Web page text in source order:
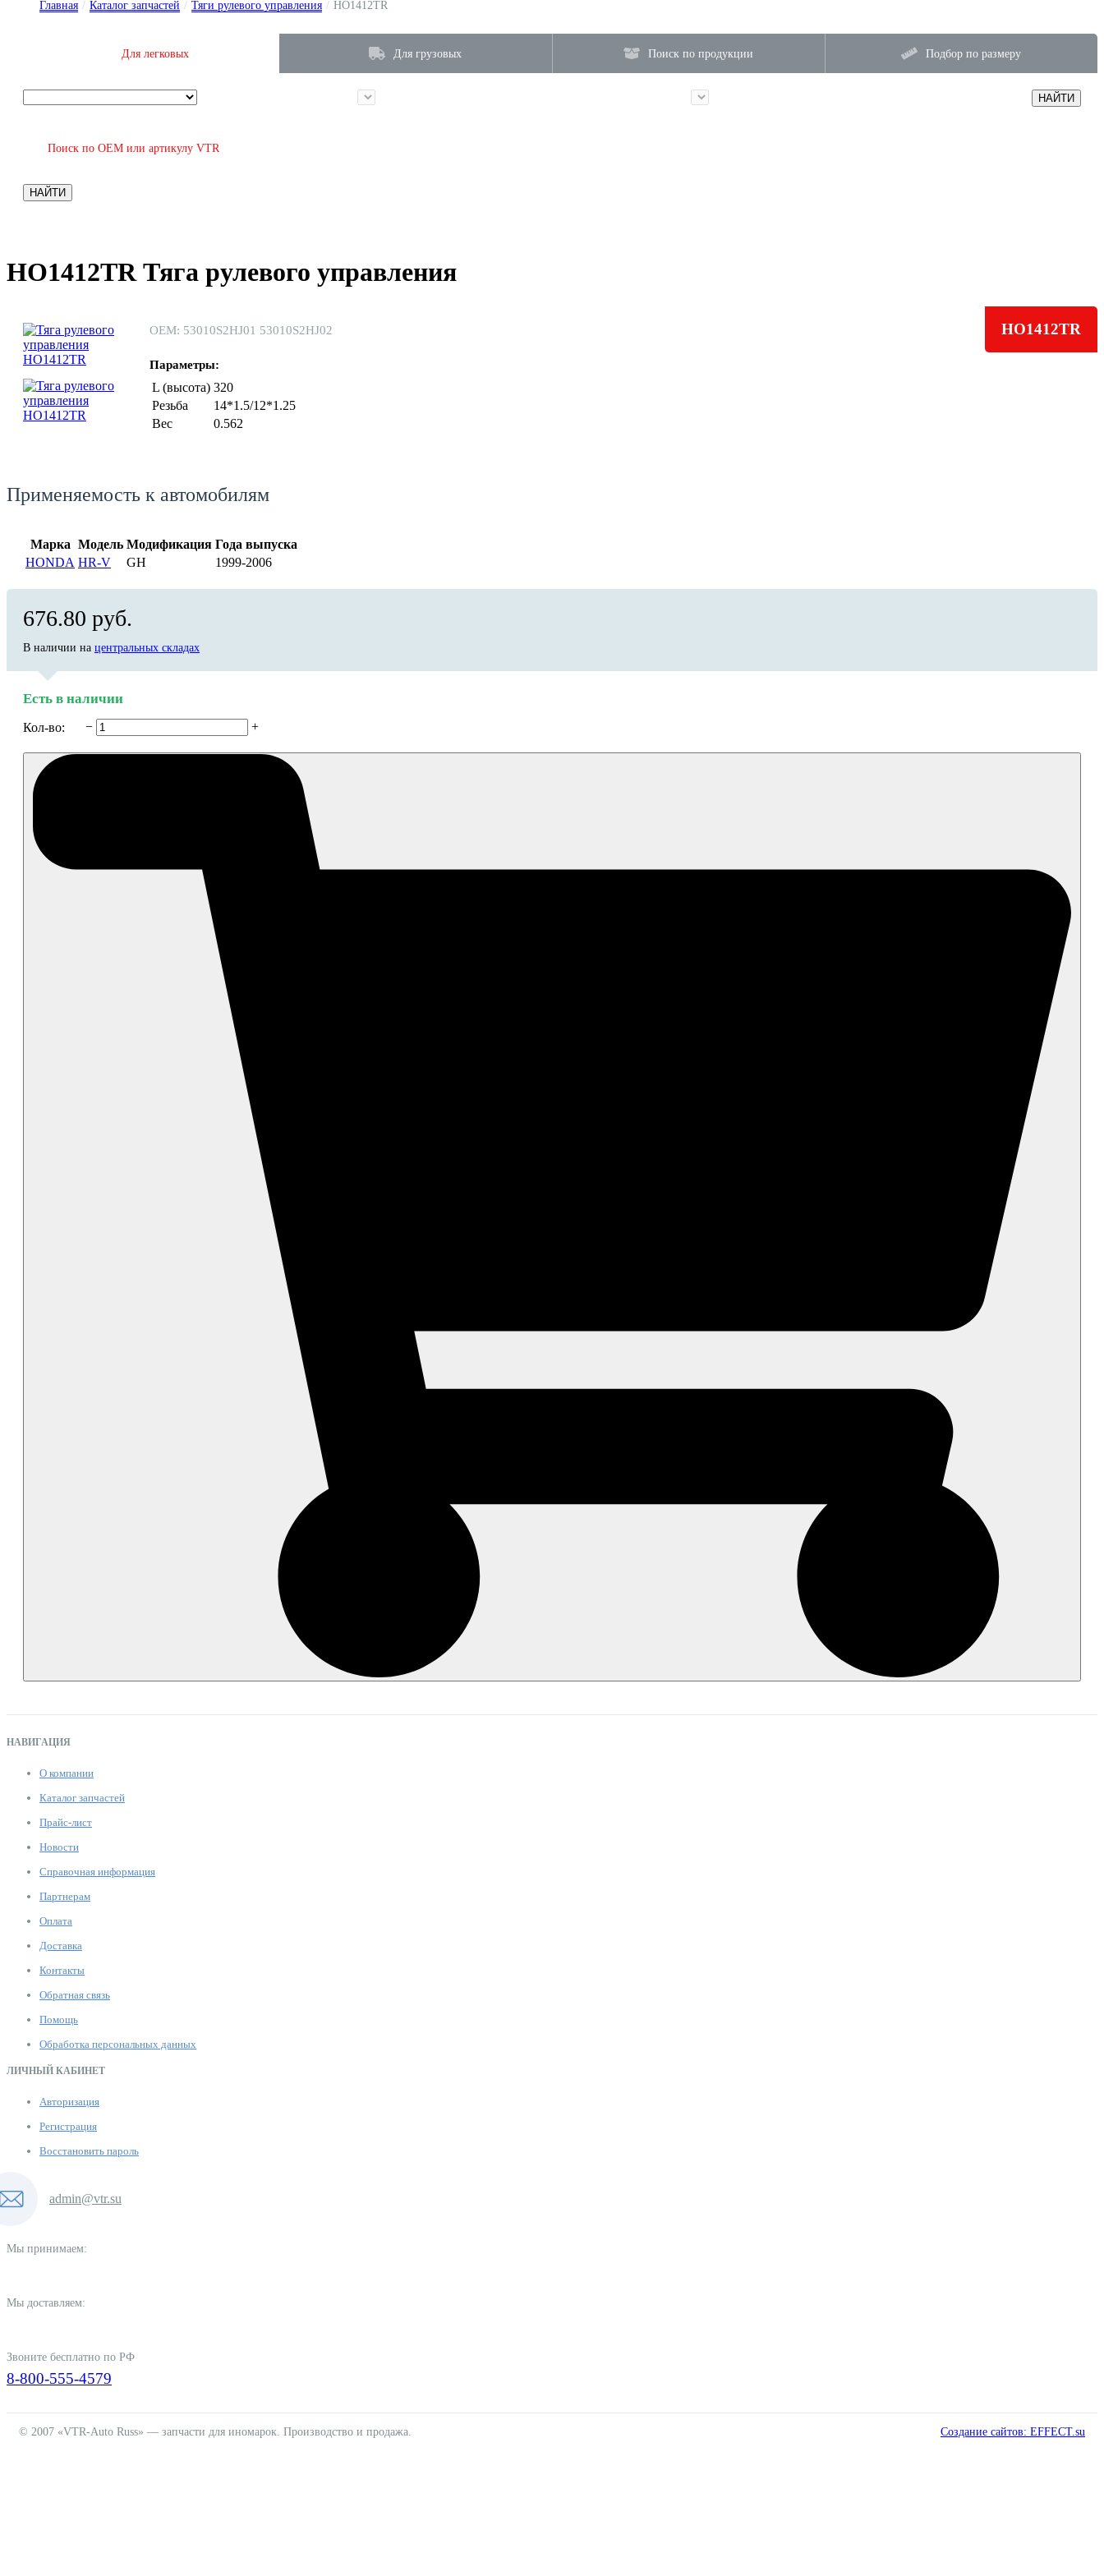
Главная / Каталог запчастей / Тяги рулевого управления / HO1412TR
Для легковых
НАЙТИ
Для грузовых Поиск по продукции Подбор по размеру
Поиск по OEM или артикулу VTR
НАЙТИ
HO1412TR Тяга рулевого управления
HO1412TR
ОЕМ: 53010S2HJ01 53010S2HJ02
Параметры:
L (высота) 320
Резьба
14*1.5/12*1.25
Вес
0.562
Применяемость к автомобилям
Марка Модель Модификация Года выпуска
HONDA HR-V GH 1999-2006
676.80 руб.
В наличии на центральных складах
Есть в наличии
Кол-во: − +
НАВИГАЦИЯ
О компании
Каталог запчастей
Прайс-лист
Новости
Справочная информация
Партнерам
Оплата
Доставка
Контакты
Обратная связь
Помощь
Обработка персональных данных
ЛИЧНЫЙ КАБИНЕТ
Авторизация
Регистрация
Восстановить пароль
admin@vtr.su
Мы принимаем:
Мы доставляем:
Звоните бесплатно по РФ
8-800-555-4579
© 2007 «VTR-Auto Russ» — запчасти для иномарок. Производство и продажа. Создание сайтов: EFFECT.su